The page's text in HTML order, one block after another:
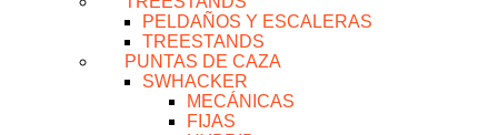
PELDAÑOS Y ESCALERAS
TREESTANDS
PUNTAS DE CAZA
SWHACKER
MECÁNICAS
FIJAS